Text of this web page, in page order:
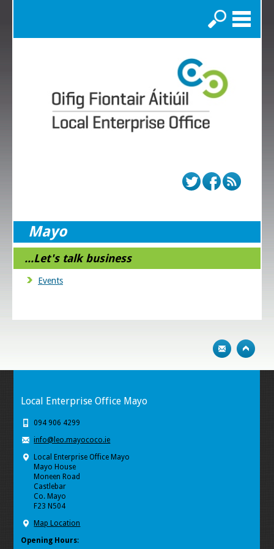
Search
Mayo
...Let's talk business
Events
Local Enterprise Office Mayo
094 906 4299
info@leo.mayococo.ie
Local Enterprise Office Mayo
Mayo House
Moneen Road
Castlebar
Co. Mayo
F23 N504
Map Location
Opening Hours: